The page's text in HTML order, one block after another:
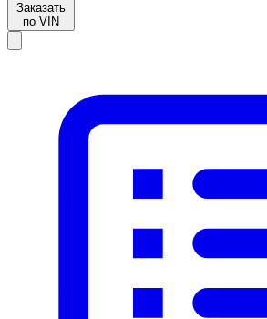
Заказать
по VIN